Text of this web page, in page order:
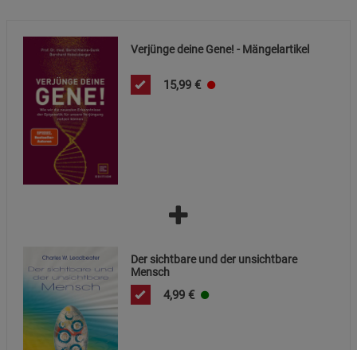
Verjünge deine Gene! - Mängelartikel
15,99 €
Der sichtbare und der unsichtbare
Mensch
4,99 €
Cookie-Informationen
Statistik Cookies (1)
Beschreibung Statistik Cookies
Marketing Cookies (3)
Beschreibung Marketing Cookies
Cookie-Informationen anzeigen
Datenschutzerklärung